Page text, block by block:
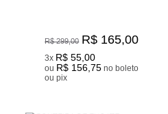
R$ 299,00 R$ 165,00
3x R$ 55,00
ou R$ 156,75 no boleto
ou pix